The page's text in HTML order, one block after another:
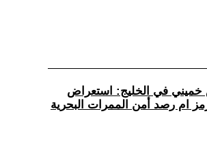
خميني في الخليج: استعراض
ام رصد أمن الممرات البحرية